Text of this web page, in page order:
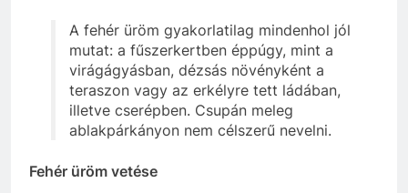
A fehér üröm gyakorlatilag mindenhol jól
mutat: a fűszerkertben éppúgy, mint a
virágágyásban, dézsás növényként a
teraszon vagy az erkélyre tett ládában,
illetve cserépben. Csupán meleg
ablakpárkányon nem célszerű nevelni.
Fehér üröm vetése